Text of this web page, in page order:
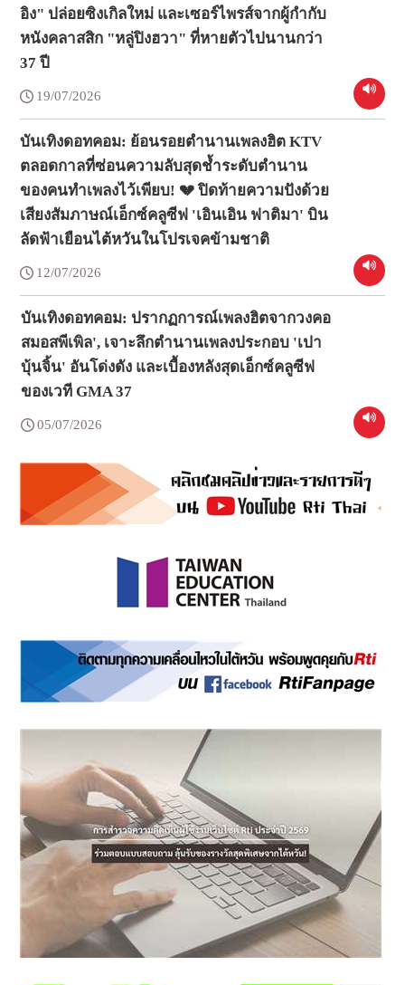
อิง" ปล่อยซิงเกิลใหม่ และเซอร์ไพรส์จากผู้กำกับ
หนังคลาสสิก "หลู่ปิงฮวา" ที่หายตัวไปนานกว่า
37 ปี
19/07/2026
บันเทิงดอทคอม: ย้อนรอยตำนานเพลงฮิต KTV
ตลอดกาลที่ซ่อนความลับสุดช้ำระดับตำนาน
ของคนทำเพลงไว้เพียบ! 💔 ปิดท้ายความปังด้วย
เสียงสัมภาษณ์เอ็กซ์คลูซีฟ 'เอินเอิน ฟาติมา' บิน
ลัดฟ้าเยือนไต้หวันในโปรเจคข้ามชาติ
12/07/2026
บันเทิงดอทคอม: ปรากฏการณ์เพลงฮิตจากวงคอ
สมอสพีเพิล', เจาะลึกตำนานเพลงประกอบ 'เปา
บุ้นจิ้น' อันโด่งดัง และเบื้องหลังสุดเอ็กซ์คลูซีฟ
ของเวที GMA 37
05/07/2026